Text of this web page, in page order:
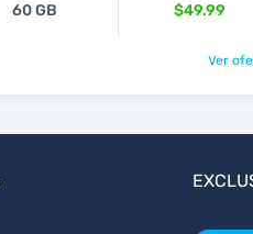
60 GB $49.99
Ver